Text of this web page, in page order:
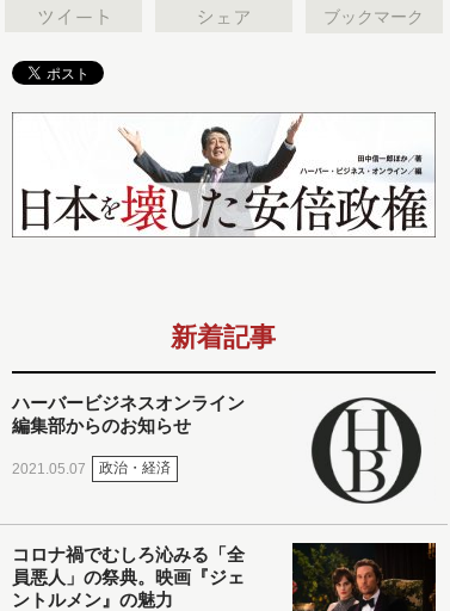
ブックマーク
新着記事
ハーバービジネスオンライン
編集部からのお知らせ
2021.05.07 政治・経済
コロナ禍でむしろ沁みる「全
員悪人」の祭典。映画『ジェ
ントルメン』の魅力